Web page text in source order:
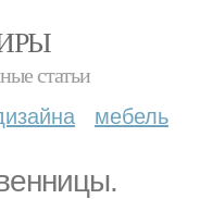
статьи
мебель